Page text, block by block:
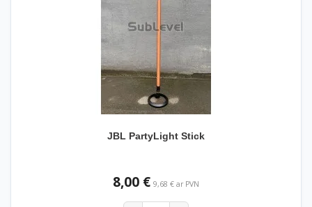
JBL PartyLight Stick
8,00 € 9,68 € ar PVN